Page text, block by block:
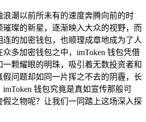
浪潮以前所未有的速度奔腾向前的时
璨的新星，逐渐映入大众的视野，而
的加密钱包，也顺理成章地成为了人
多加密钱包之中，imToken 钱包凭借
颗耀眼的明珠，吸引着无数投资者和
问题却如同一片挥之不去的阴霾，长
钱包究竟是真如宣传那般可
之物呢？让我们一同踏上这场深入探